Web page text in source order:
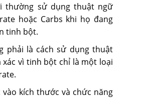
thường sử dụng thuật ngữ
hoặc Carbs khi họ đang
tinh bột.
phải là cách sử dụng thuật
xác vì tinh bột chỉ là một loại
vào kích thước và chức năng